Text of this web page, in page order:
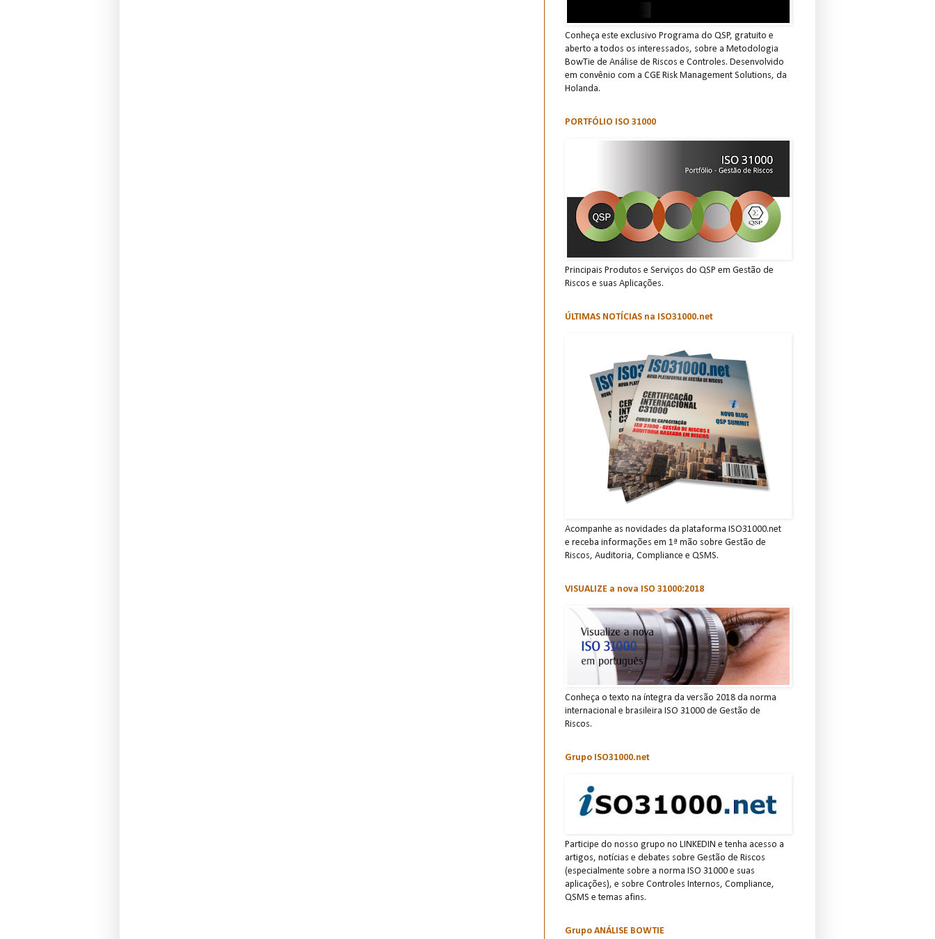
Conheça este exclusivo Programa do QSP, gratuito e
aberto a todos os interessados, sobre a Metodologia
BowTie de Análise de Riscos e Controles. Desenvolvido
em convênio com a CGE Risk Management Solutions, da
Holanda.
PORTFÓLIO ISO 31000
Principais Produtos e Serviços do QSP em Gestão de
Riscos e suas Aplicações.
ÚLTIMAS NOTÍCIAS na ISO31000.net
Acompanhe as novidades da plataforma ISO31000.net
e receba informações em 1ª mão sobre Gestão de
Risco s, Auditoria, C omp lian ce e QSMS.
VISUALIZE a nova ISO 31000:2018
Conheça o texto na íntegra da versão 2018 da norma
internacional e brasileira ISO 31000 de Gestão de
Riscos.
Grupo ISO31000.net
Participe do nosso grupo no LINKEDIN e tenha acesso a
artigos, notícias e debates sobre Gestão de Riscos
(especialmente sobre a norma ISO 31000 e suas
aplicações), e sobre Controles Internos, Compliance,
QSMS e temas afins.
Grupo ANÁLISE BOWTIE